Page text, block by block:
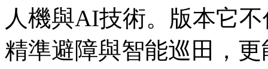
人機與AI技術。版本它
精準避障與智能巡田，